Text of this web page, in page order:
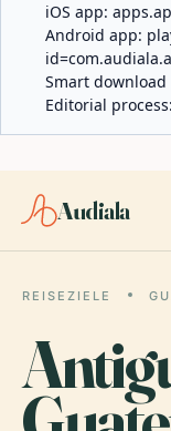
iOS app:
Android app:
Smart
Editorial process:
Audiala
REISEZIELE